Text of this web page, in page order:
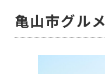
亀山市グルメ